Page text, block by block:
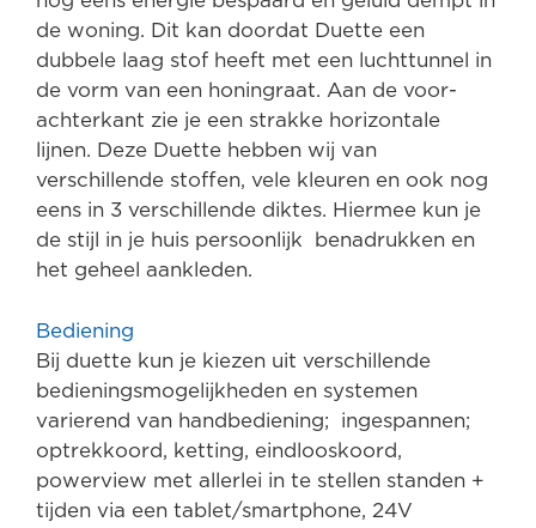
de woning. Dit kan doordat Duette een
dubbele laag stof heeft met een luchttunnel in
de vorm van een honingraat. Aan de voor-
achterkant zie je een strakke horizontale
lijnen. Deze Duette hebben wij van
verschillende stoffen, vele kleuren en ook nog
eens in 3 verschillende diktes. Hiermee kun je
de stijl in je huis persoonlijk benadrukken en
het geheel aankleden.
Bediening
Bij duette kun je kiezen uit verschillende
bedieningsmogelijkheden en systemen
varierend van handbediening; ingespannen;
optrekkoord, ketting, eindlooskoord,
powerview met allerlei in te stellen standen +
tijden via een tablet/smartphone, 24V